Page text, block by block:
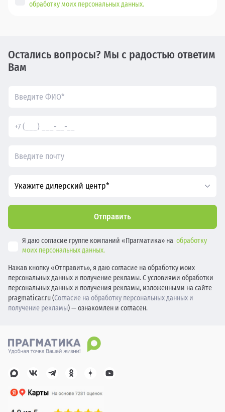
обработку моих персональных данных.
Остались вопросы? Мы с радостью ответим
Вам
Укажите дилерский центр*
Отправить
Я даю согласие группе компаний «Прагматика» на обработку
моих персональных данных.
Нажав кнопку «Отправить», я даю согласие на обработку моих
персональных данных и получение рекламы. С условиями обработки
персональных данных и получения рекламы, изложенными на сайте
pragmaticar.ru (Согласие на обработку персональных данных и
получение рекламы) — ознакомлен и согласен.